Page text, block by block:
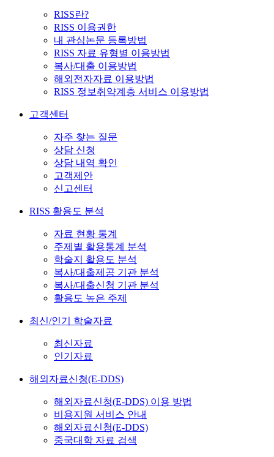
RISS란?
RISS 이용권한
내 관심논문 등록방법
RISS 자료 유형별 이용방법
복사/대출 이용방법
해외전자자료 이용방법
RISS 정보취약계층 서비스 이용방법
고객센터
자주 찾는 질문
상담 신청
상담 내역 확인
고객제안
신고센터
RISS 활용도 분석
자료 현황 통계
주제별 활용통계 분석
학술지 활용도 분석
복사/대출제공 기관 분석
복사/대출신청 기관 분석
활용도 높은 주제
최신/인기 학술자료
최신자료
인기자료
해외자료신청(E-DDS)
해외자료신청(E-DDS) 이용 방법
비용지원 서비스 안내
해외자료신청(E-DDS)
중국대학 자료 검색